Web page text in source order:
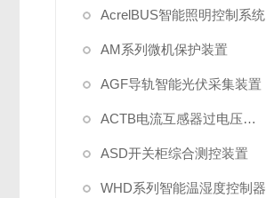
AcrelBUS智能照明控制系统
AM系列微机保护装置
AGF导轨智能光伏采集装置
ACTB电流互感器过电压保护
ASD开关柜综合测控装置
WHD系列智能温湿度控制器